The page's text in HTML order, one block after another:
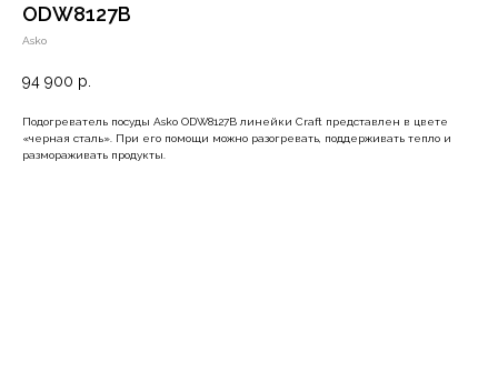
ODW8127B
Asko
94 900 р.
Подогреватель посуды Asko ODW8127B линейки Craft представлен в цвете
«черная сталь». При его помощи можно разогревать, поддерживать тепло и
размораживать продукты.